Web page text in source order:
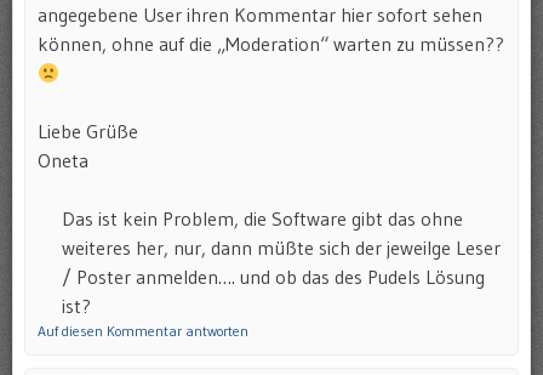
angegebene User ihren Kommentar hier sofort sehen
können, ohne auf die „Moderation“ warten zu müssen??
Liebe Grüße
Oneta
Das ist kein Problem, die Software gibt das ohne
weiteres her, nur, dann müßte sich der jeweilge Leser
/ Poster anmelden…. und ob das des Pudels Lösung
ist?
Auf diesen Kommentar antworten